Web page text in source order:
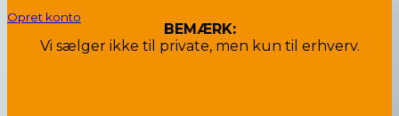
Opret konto
BEMÆRK:
Vi sælger ikke til private, men kun til erhverv.